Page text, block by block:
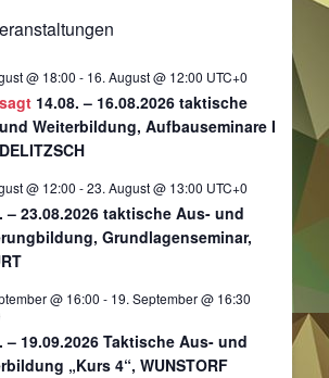
@ 18:00 - 16. August @ 12:00 UTC+0
14.08. – 16.08.2026 taktische
Weiterbildung, Aufbauseminare I
@ 12:00 -23. August @ 13:00 UTC+0
– 23.08.2026 taktische Aus- und
Grundlagenseminar,
@ 16:00 - 19. September @ 16:30
– 19.09.2026 Taktische Aus- und
„Kurs 4“, WUNSTORF